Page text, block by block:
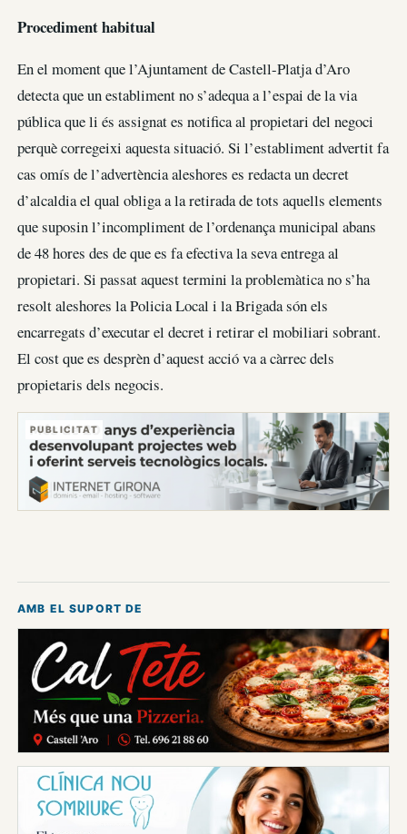
Procediment habitual
En el moment que l’Ajuntament de Castell-Platja d’Aro
detecta que un establiment no s’adequa a l’espai de la via
pública que li és assignat es notifica al propietari del negoci
perquè corregeixi aquesta situació. Si l’establiment advertit fa
cas omís de l’advertència aleshores es redacta un decret
d’alcaldia el qual obliga a la retirada de tots aquells elements
que suposin l’incompliment de l’ordenança municipal abans
de 48 hores des de que es fa efectiva la seva entrega al
propietari. Si passat aquest termini la problemàtica no s’ha
resolt aleshores la Policia Local i la Brigada són els
encarregats d’executar el decret i retirar el mobiliari sobrant.
El cost que es desprèn d’aquest acció va a càrrec dels
propietaris dels negocis.
PUBLICITAT
AMB EL SUPORT DE